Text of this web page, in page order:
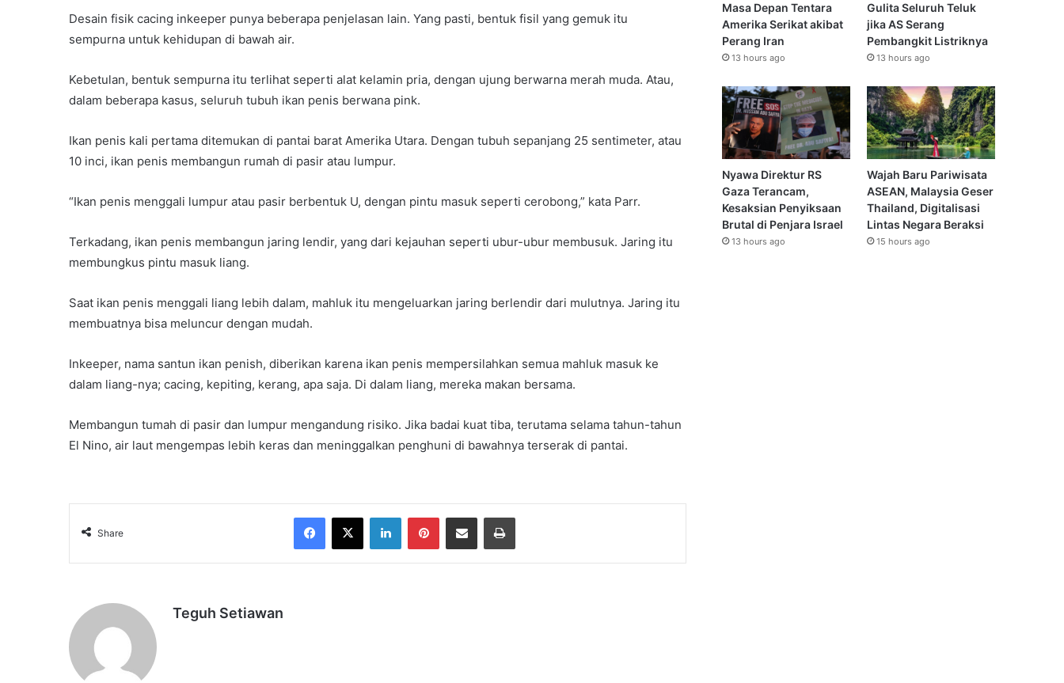
Desain fisik cacing inkeeper punya beberapa penjelasan lain. Yang pasti, bentuk fisil yang gemuk itu
sempurna untuk kehidupan di bawah air.
Kebetulan, bentuk sempurna itu terlihat seperti alat kelamin pria, dengan ujung berwarna merah muda. Atau,
dalam beberapa kasus, seluruh tubuh ikan penis berwana pink.
Ikan penis kali pertama ditemukan di pantai barat Amerika Utara. Dengan tubuh sepanjang 25 sentimeter, atau
10 inci, ikan penis membangun rumah di pasir atau lumpur.
“Ikan penis menggali lumpur atau pasir berbentuk U, dengan pintu masuk seperti cerobong,” kata Parr.
Terkadang, ikan penis membangun jaring lendir, yang dari kejauhan seperti ubur-ubur membusuk. Jaring itu
membungkus pintu masuk liang.
Saat ikan penis menggali liang lebih dalam, mahluk itu mengeluarkan jaring berlendir dari mulutnya. Jaring itu
membuatnya bisa meluncur dengan mudah.
Inkeeper, nama santun ikan penish, diberikan karena ikan penis mempersilahkan semua mahluk masuk ke
dalam liang-nya; cacing, kepiting, kerang, apa saja. Di dalam liang, mereka makan bersama.
Membangun tumah di pasir dan lumpur mengandung risiko. Jika badai kuat tiba, terutama selama tahun-tahun
El Nino, air laut mengempas lebih keras dan meninggalkan penghuni di bawahnya terserak di pantai.
Share
Facebook
X LinkedInPinterestShare via Email Print
Teguh Setiawan
Masa Depan Tentara
Amerika Serikat akibat
Perang Iran
13 hours ago
Gulita Seluruh Teluk
jika AS Serang
Pembangkit Listriknya
13 hours ago
Nyawa Direktur RS
Gaza Terancam,
Kesaksian Penyiksaan
Brutal di Penjara Israel
13 hours ago
Wajah Baru Pariwisata
ASEAN, Malaysia Geser
Thailand, Digitalisasi
Lintas Negara Beraksi
15 hours ago